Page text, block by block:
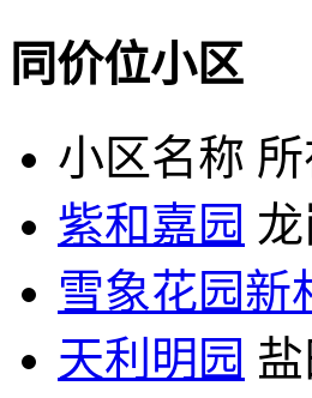
同价位小区
小区名称
紫和嘉园
雪象花园新
天利明园 盐